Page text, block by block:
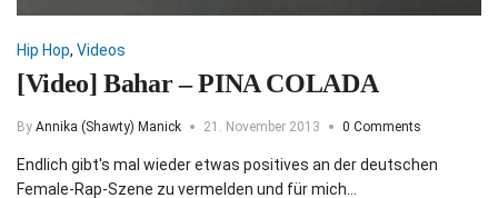
Hip Hop, Videos
[Video] Bahar – PINA COLADA
By Annika (Shawty) Manick 21. November 2013 0 Comments
Endlich gibt's mal wieder etwas positives an der deutschen
Female-Rap-Szene zu vermelden und für mich…